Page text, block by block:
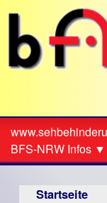
direkt
Textinhalt
Sie
sind
hier
BFS-NRW Infos ▼
Startseite